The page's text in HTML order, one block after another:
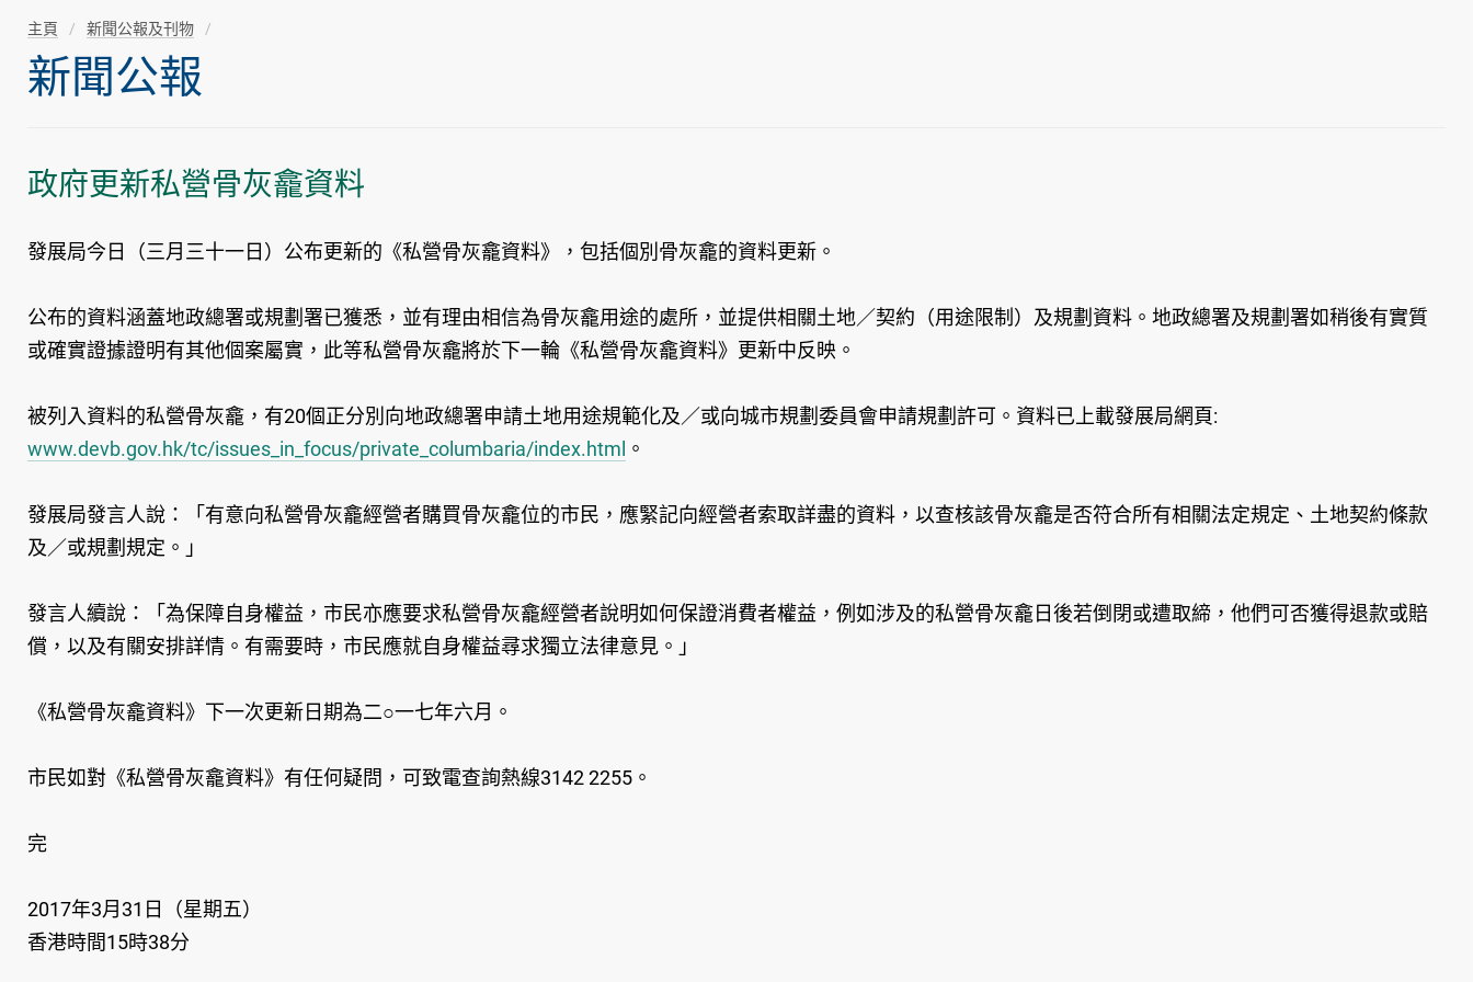
主頁 新聞公報及刊物
新聞公報
政府更新私營骨灰龕資料
發展局今日（三月三十一日）公布更新的《私營骨灰龕資料》，包括個別骨灰龕的資料更新。
公布的資料涵蓋地政總署或規劃署已獲悉，並有理由相信為骨灰龕用途的處所，並提供相關土地／契約（用途限制）及規劃資料。地政總署及規劃署如稍後有實質
或確實證據證明有其他個案屬實，此等私營骨灰龕將於下一輪《私營骨灰龕資料》更新中反映。
被列入資料的私營骨灰龕，有20個正分別向地政總署申請土地用途規範化及／或向城市規劃委員會申請規劃許可。資料已上載發展局網頁:
www.devb.gov.hk/tc/issues_in_focus/private_columbaria/index.html 。
發展局發言人說：「有意向私營骨灰龕經營者購買骨灰龕位的市民，應緊記向經營者索取詳盡的資料，以查核該骨灰龕是否符合所有相關法定規定、土地契約條款
及／或規劃規定。」
發言人續說：「為保障自身權益，市民亦應要求私營骨灰龕經營者說明如何保證消費者權益，例如涉及的私營骨灰龕日後若倒閉或遭取締，他們可否獲得退款或賠
償，以及有關安排詳情。有需要時，市民應就自身權益尋求獨立法律意見。」
《私營骨灰龕資料》下一次更新日期為二○一七年六月。
市民如對《私營骨灰龕資料》有任何疑問，可致電查詢熱線3142 2255。
完
2017年3月31日（星期五）
香港時間15時38分